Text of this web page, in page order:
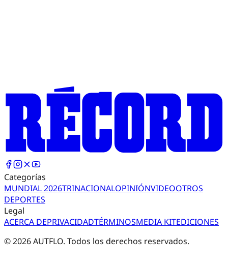
Categorías
MUNDIAL 2026TRINACIONALOPINIÓNVIDEOOTROS
DEPORTES
Legal
ACERCA DEPRIVACIDADTÉRMINOSMEDIA KITEDICIONES
©2026AUTFLO. Todos los derechos reservados.